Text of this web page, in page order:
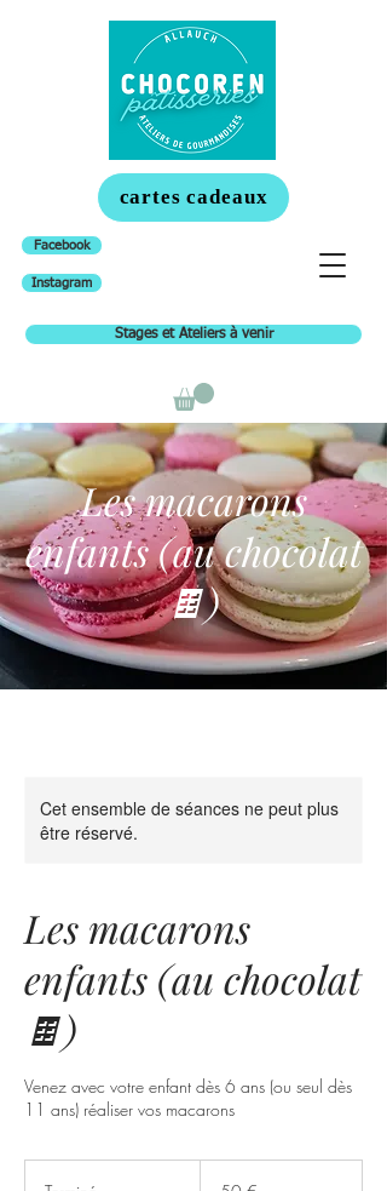
Instagram
Facebook
Stages et Ateliers à venir
cartes cadeaux
Les macarons
enfants (au chocolat
🍫)
Cet ensemble de séances ne peut plus
être réservé.
Les macarons
enfants (au chocolat
🍫)
Venez avec votre enfant dès 6 ans (ou seul dès
11 ans) réaliser vos macarons